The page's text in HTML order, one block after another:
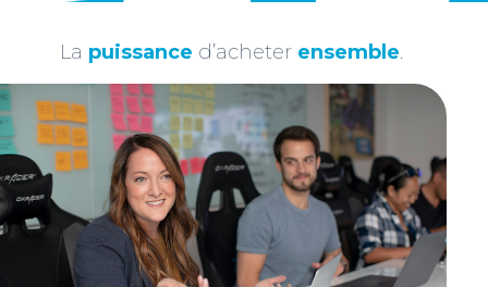
reprographie et membre Widoo –
Témoignage
NEXT ARTICLE
Lapunti Securitis, centre de formation dans le
domaine de la sécurité et membre Widoo –
Témoignage
La puissance d’acheter ensemble.